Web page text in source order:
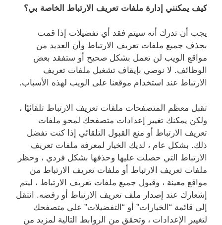
كيف يمكنني إدارة ملفات تعريف الارتباط الخاصة بي؟
يجب أن تدرك أنه سيتم فقد أي تفضيلات إذا قمت
بحذف جميع ملفات تعريف الارتباط وأن العديد من
مواقع الويب لن تعمل بشكل صحيح أو ستفقد بعض
الوظائف. لا نوصي بإيقاف تشغيل ملفات تعريف
الارتباط عند استخدام موقعنا على الويب لهذه الأسباب.
تقبل معظم المتصفحات ملفات تعريف الارتباط تلقائيًا ،
ولكن يمكنك تغيير إعدادات متصفحك لمحو ملفات
تعريف الارتباط أو منع القبول التلقائي إذا كنت تفضل
ذلك. بشكل عام ، لديك الخيار لمعرفة ملفات تعريف
الارتباط التي حصلت عليها وحذفها بشكل فردي ، وحظر
ملفات تعريف الارتباط أو ملفات تعريف الارتباط من
مواقع معينة ، وقبول جميع ملفات تعريف الارتباط ، ليتم
إشعارك عند إصدار ملف تعريف الارتباط أو رفضه. انتقل
إلى قائمة “الخيارات” أو “التفضيلات” على متصفحك
لتغيير الإعدادات ، وتحقق من الروابط التالية لمزيد من